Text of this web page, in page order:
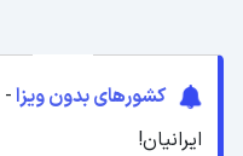
کشورهای بدون ویزا-
ایرانیان!